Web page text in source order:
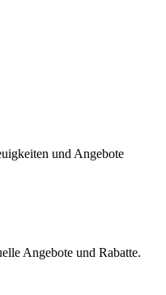
und Angebote
Angebote und Rabatte.